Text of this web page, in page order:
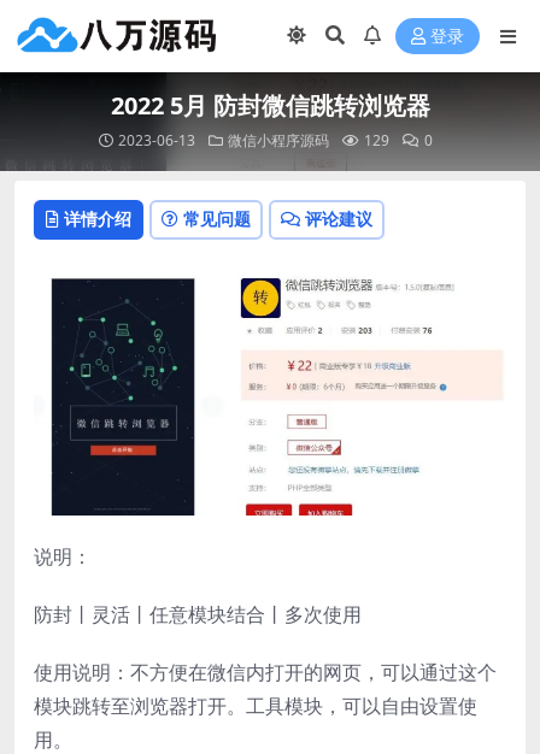
登录
2022 5月 防封微信跳转浏览器
2023-06-13 微信小程序源码 129 0
详情介绍 常见问题 评论建议
说明：
防封丨灵活丨任意模块结合丨多次使用
使用说明：不方便在微信内打开的网页，可以通过这个
模块跳转至浏览器打开。工具模块，可以自由设置使
用。